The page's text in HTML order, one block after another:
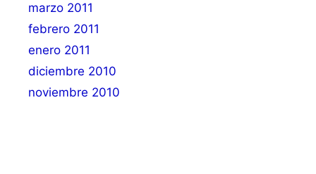
marzo 2011
febrero 2011
enero 2011
diciembre 2010
noviembre 2010